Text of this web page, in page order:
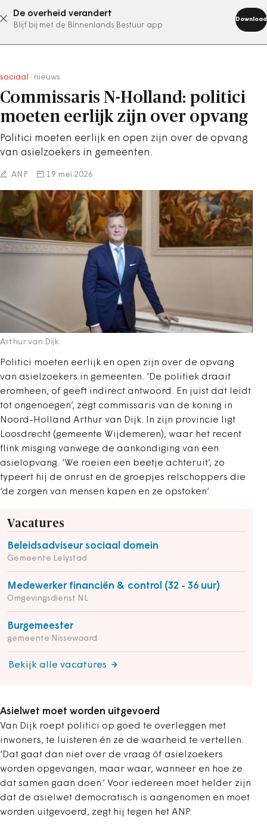
De overheid verandert
Blijf bij met de Binnenlands Bestuur app
Download
abonneer nu
sociaal nieuws
Commissaris N-Holland: politici
moeten eerlijk zijn over opvang
Politici moeten eerlijk en open zijn over de opvang
van asielzoekers in gemeenten.
ANP 19 mei 2026
Arthur van Dijk
Politici moeten eerlijk en open zijn over de opvang
van asielzoekers in gemeenten. ‘De politiek draait
eromheen, of geeft indirect antwoord. En juist dat leidt
tot ongenoegen’, zegt commissaris van de koning in
Noord-Holland Arthur van Dijk. In zijn provincie ligt
Loosdrecht (gemeente Wijdemeren), waar het recent
flink misging vanwege de aankondiging van een
asielopvang. ‘We roeien een beetje achteruit’, zo
typeert hij de onrust en de groepjes relschoppers die
‘de zorgen van mensen kapen en ze opstoken’.
Vacatures
Beleidsadviseur sociaal domein
Gemeente Lelystad
Medewerker financiën & control (32 - 36 uur)
Omgevingsdienst NL
Burgemeester
gemeente Nissewaard
Bekijk alle vacatures
Asielwet moet worden uitgevoerd
Van Dijk roept politici op goed te overleggen met
inwoners, te luisteren én ze de waarheid te vertellen.
‘Dat gaat dan niet over de vraag óf asielzoekers
worden opgevangen, maar waar, wanneer en hoe ze
dat samen gaan doen.’ Voor iedereen moet helder zijn
dat de asielwet democratisch is aangenomen en moet
worden uitgevoerd, zegt hij tegen het ANP.